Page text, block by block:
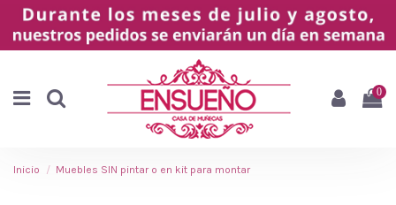
0
Inicio Muebles SIN pintar o en kit para montar